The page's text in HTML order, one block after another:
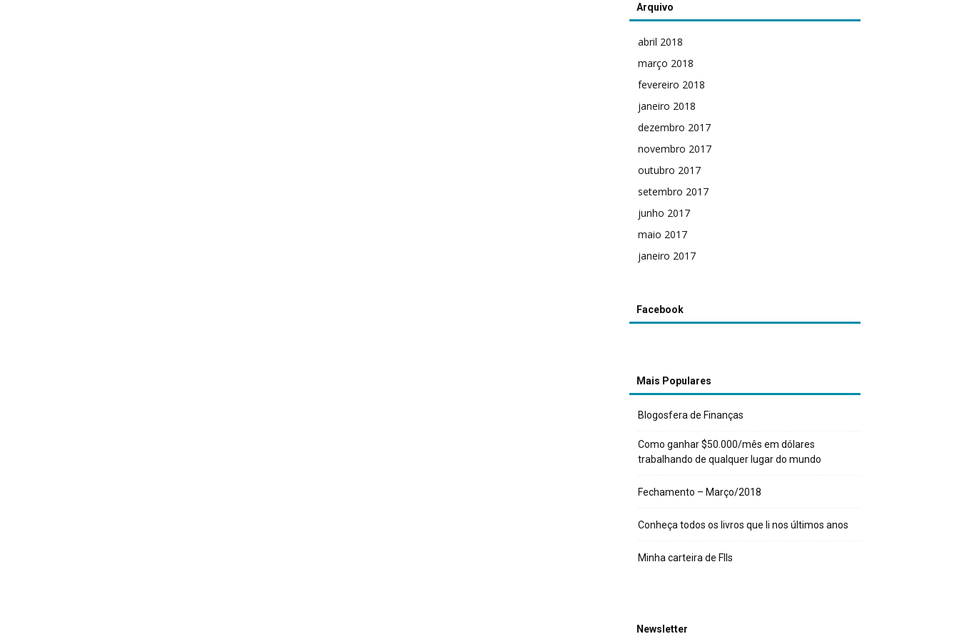
Arquivo
abril 2018
março 2018
fevereiro 2018
janeiro 2018
dezembro 2017
novembro 2017
outubro 2017
setembro 2017
junho 2017
maio 2017
janeiro 2017
Facebook
Mais Populares
Blogosfera de Finanças
Como ganhar $50.000/mês em dólares
trabalhando de qualquer lugar do mundo
Fechamento – Março/2018
Conheça todos os livros que li nos últimos anos
Minha carteira de FIIs
Newsletter